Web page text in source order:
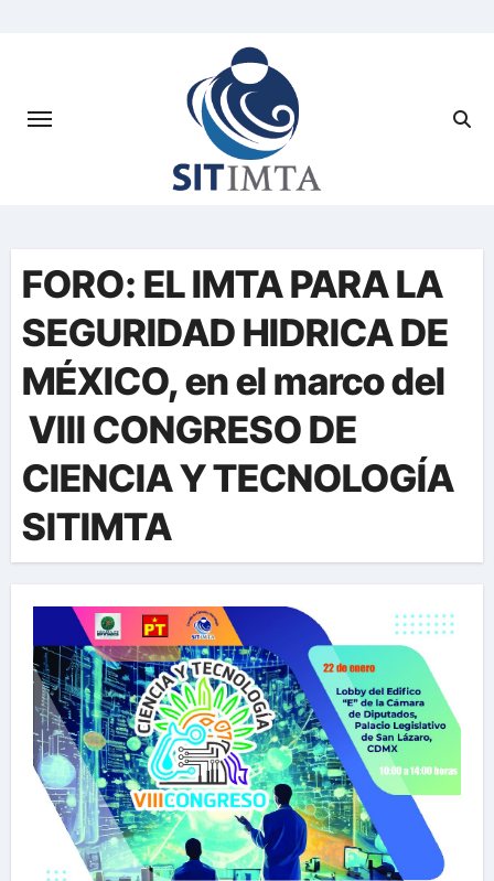
FORO: EL IMTA PARA LA
SEGURIDAD HIDRICA DE
MÉXICO, en el marco del
VIII CONGRESO DE
CIENCIA Y TECNOLOGÍA
SITIMTA